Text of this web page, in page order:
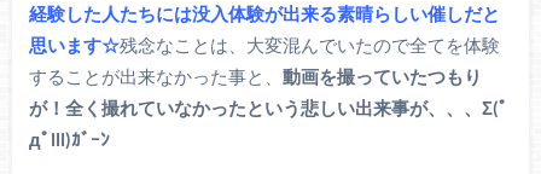
経験した人たちには没入体験が出来る素晴らしい催しだと
思います☆残念なことは、大変混んでいたので全てを体験
することが出来なかった事と、 動画を撮っていたつもり
が！全く撮れていなかったという悲しい出来事が、、、Σ(ﾟ
дﾟlll)ｶﾞｰﾝ